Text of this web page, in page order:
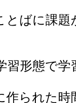
ばに課題
習形態で
られた時